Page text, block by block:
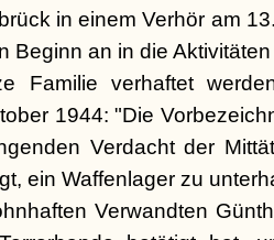
in einem Verhör am
Beginn an in die
Familie verhaftet
1944: "Die
Verdacht der
ein Waffenlager zu
Verwandten